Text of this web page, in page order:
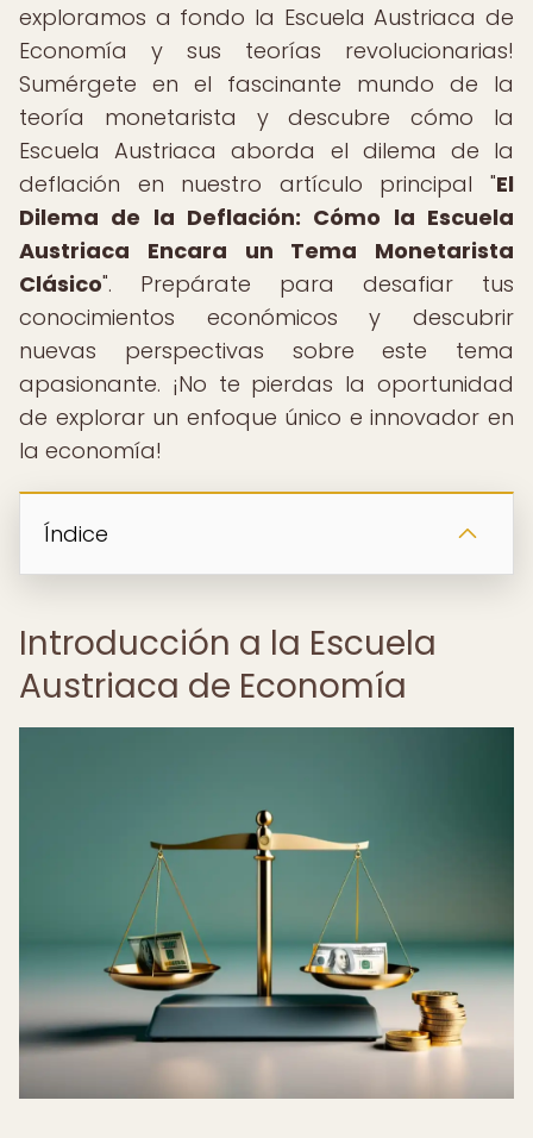
exploramos a fondo la Escuela Austriaca de
Economía y sus teorías revolucionarias!
Sumérgete en el fascinante mundo de la
teoría monetarista y descubre cómo la
Escuela Austriaca aborda el dilema de la
deflación en nuestro artículo principal "El
Dilema de la Deflación: Cómo la Escuela
Austriaca Encara un Tema Monetarista
Clásico". Prepárate para desafiar tus
conocimientos económicos y descubrir
nuevas perspectivas sobre este tema
apasionante. ¡No te pierdas la oportunidad
de explorar un enfoque único e innovador en
la economía!
Índice
Introducción a la Escuela
Austriaca de Economía